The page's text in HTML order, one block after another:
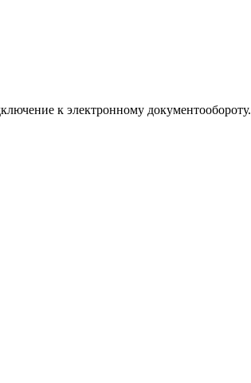
к электронному документообороту.